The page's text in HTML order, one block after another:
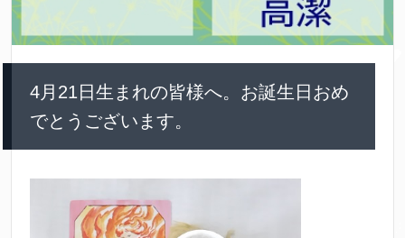
4月21日生まれの皆様へ。お誕生日おめ
でとうございます。